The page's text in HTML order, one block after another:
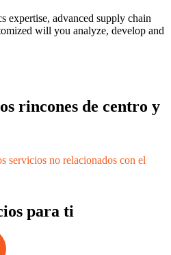
expertise, advanced supply chain
will you analyze, develop and
rincones de centro y
servicios no relacionados con el
para ti